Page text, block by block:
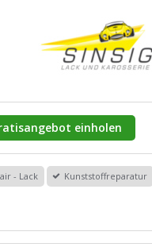
einholen
- Lack Kunststoffreparatur